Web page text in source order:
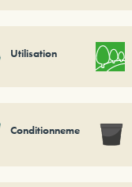
Utilisation
Conditionnement